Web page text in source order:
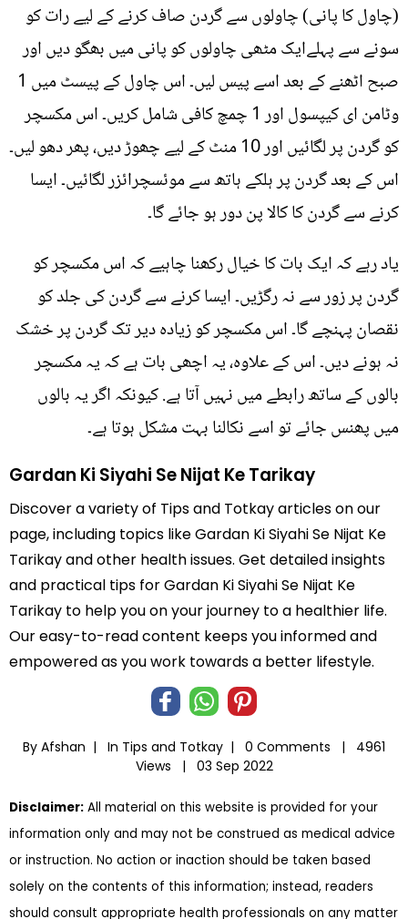
(چاول کا پانی) چاولوں سے گردن صاف کرنے کے لیے رات کو
سونے سے پہلےایک مٹھی چاولوں کو پانی میں بھگو دیں اور
صبح اٹھنے کے بعد اسے پیس لیں۔ اس چاول کے پیسٹ میں 1
وٹامن ای کیپسول اور 1 چمچ کافی شامل کریں۔ اس مکسچر
کو گردن پر لگائیں اور 10 منٹ کے لیے چھوڑ دیں، پھر دھو لیں۔
اس کے بعد گردن پر ہلکے ہاتھ سے موئسچرائزر لگائیں۔ ایسا
کرنے سے گردن کا کالا پن دور ہو جائے گا۔
یاد رہے کہ ایک بات کا خیال رکھنا چاہیے کہ اس مکسچر کو
گردن پر زور سے نہ رگڑیں۔ ایسا کرنے سے گردن کی جلد کو
نقصان پہنچے گا۔ اس مکسچر کو زیادہ دیر تک گردن پر خشک
نہ ہونے دیں۔ اس کے علاوہ، یہ اچھی بات ہے کہ یہ مکسچر
بالوں کے ساتھ رابطے میں نہیں آتا ہے. کیونکہ اگر یہ بالوں
میں پھنس جائے تو اسے نکالنا بہت مشکل ہوتا ہے۔
Gardan Ki Siyahi Se Nijat Ke Tarikay
Discover a variety of Tips and Totkay articles on our
page, including topics like Gardan Ki Siyahi Se Nijat Ke
Tarikay and other health issues. Get detailed insights
and practical tips for Gardan Ki Siyahi Se Nijat Ke
Tarikay to help you on your journey to a healthier life.
Our easy-to-read content keeps you informed and
empowered as you work towards a better lifestyle.
By Afshan | In Tips and Totkay | 0 Comments |
4961
Views |
03 Sep 2022
Disclaimer: All material on this website is provided for your
information only and may not be construed as medical advice
or instruction. No action or inaction should be taken based
solely on the contents of this information; instead, readers
should consult appropriate health professionals on any matter